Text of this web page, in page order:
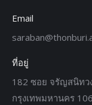
Email
ที่อยู่
182 ซอย จรัญสนิทว
กรุงเทพมหานคร